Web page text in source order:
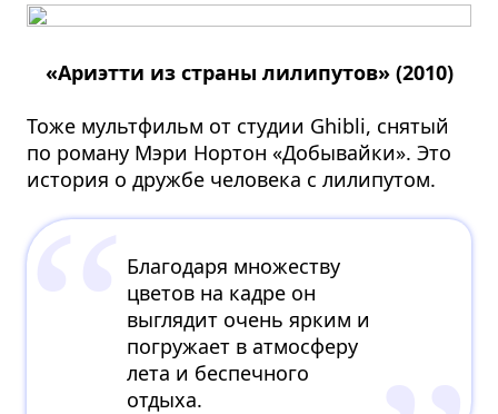
«Ариэтти из страны лилипутов» (2010)
Тоже мультфильм от студии Ghibli, снятый
по роману Мэри Нортон «Добывайки». Это
история о дружбе человека с лилипутом.
Благодаря множеству
цветов на кадре он
выглядит очень ярким и
погружает в атмосферу
лета и беспечного
отдыха.